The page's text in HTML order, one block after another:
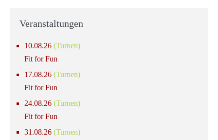
Veranstaltungen
10.08.26 (Turnen)
Fit for Fun
17.08.26 (Turnen)
Fit for Fun
24.08.26 (Turnen)
Fit for Fun
31.08.26 (Turnen)